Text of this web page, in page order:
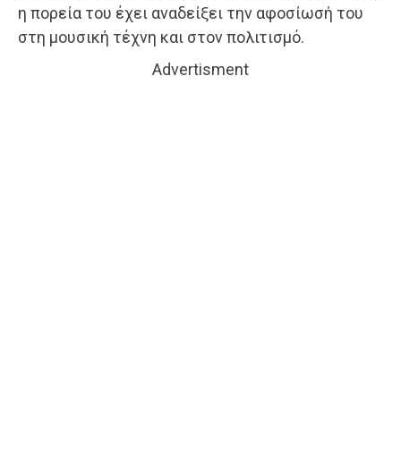
η πορεία του έχει αναδείξει την αφοσίωσή του
στη μουσική τέχνη και στον πολιτισμό.
Advertisment